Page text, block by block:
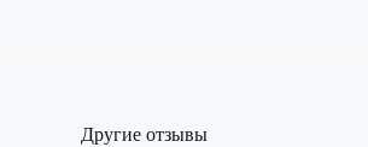
Другие отзывы